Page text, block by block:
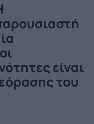
είναι
του